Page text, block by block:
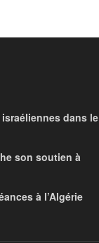
dans le
son soutien à
à l’Algérie